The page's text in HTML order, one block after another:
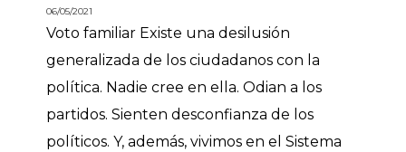
06/05/2021
Voto familiar Existe una desilusión
generalizada de los ciudadanos con la
política. Nadie cree en ella. Odian a los
partidos. Sienten desconfianza de los
políticos. Y, además, vivimos en el Sistema